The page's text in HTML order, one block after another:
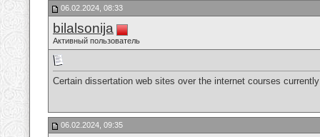
06.02.2024, 08:33
bilalsonija
Активный пользователь
Certain dissertation web sites over the internet courses
06.02.2024, 09:35